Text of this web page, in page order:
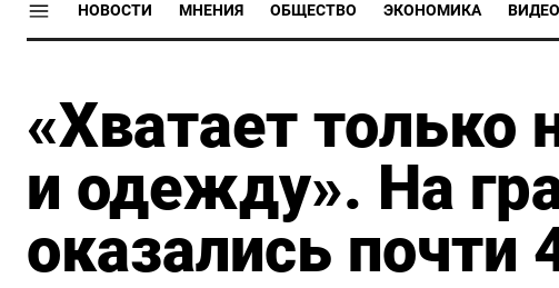
НОВОСТИ МНЕНИЯ ОБЩЕСТВО ЭКОНОМИКА ВИДЕО
«Хватает только
и одежду». На
оказались почти